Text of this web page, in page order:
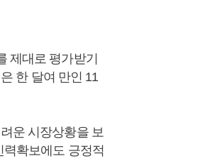
제대로 평가받기
한 달여 만인 11
운 시장상황을 보
력확보에도 긍정적